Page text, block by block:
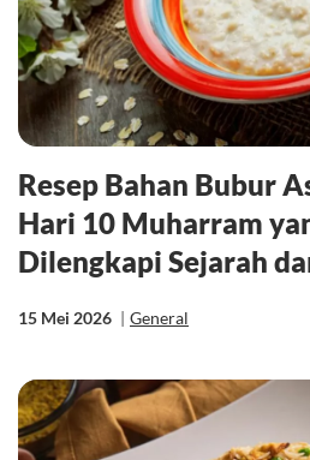
Resep Bahan Bubur
Hari 10 Muharram
Dilengkapi Sejarah
15 Mei 2026 | General